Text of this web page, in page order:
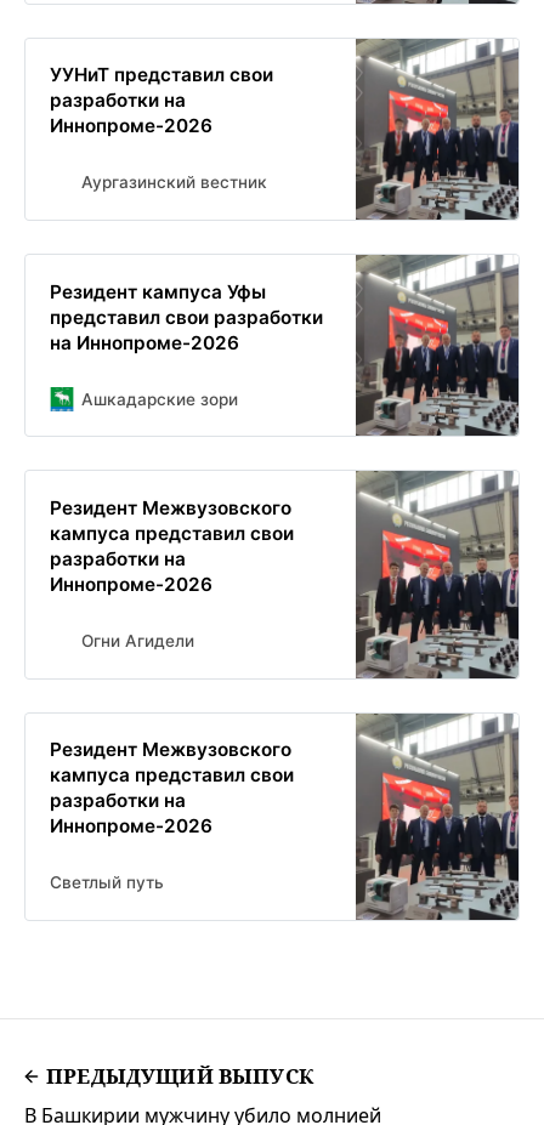
УУНиТ представил свои
разработки на
Иннопроме-2026
Аургазинский вестник
Резидент кампуса Уфы
представил свои разработки
на Иннопроме-2026
Ашкадарские зори
Резидент Межвузовского
кампуса представил свои
разработки на
Иннопроме-2026
Огни Агидели
Резидент Межвузовского
кампуса представил свои
разработки на
Иннопроме-2026
Светлый путь
ПРЕДЫДУЩИЙ ВЫПУСК
В Башкирии мужчину убило молнией